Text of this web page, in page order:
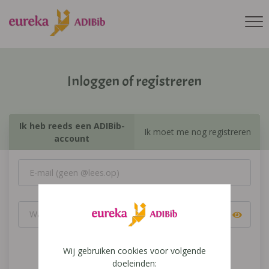
Inloggen of registreren
Ik heb reeds een ADIBib-
account
Ik moet me nog registreren
Inloggen
Wij gebruiken cookies voor volgende
doeleinden: